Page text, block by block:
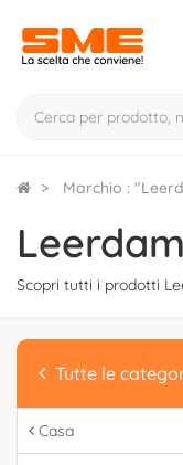
Marchio :
Scopri tutti i prodotti
Tutte le
Casa